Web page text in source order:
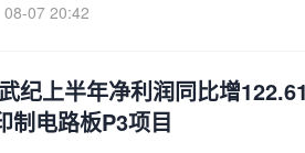
08-07 20:42
纪上半年净利润同比增
制电路板P3项目